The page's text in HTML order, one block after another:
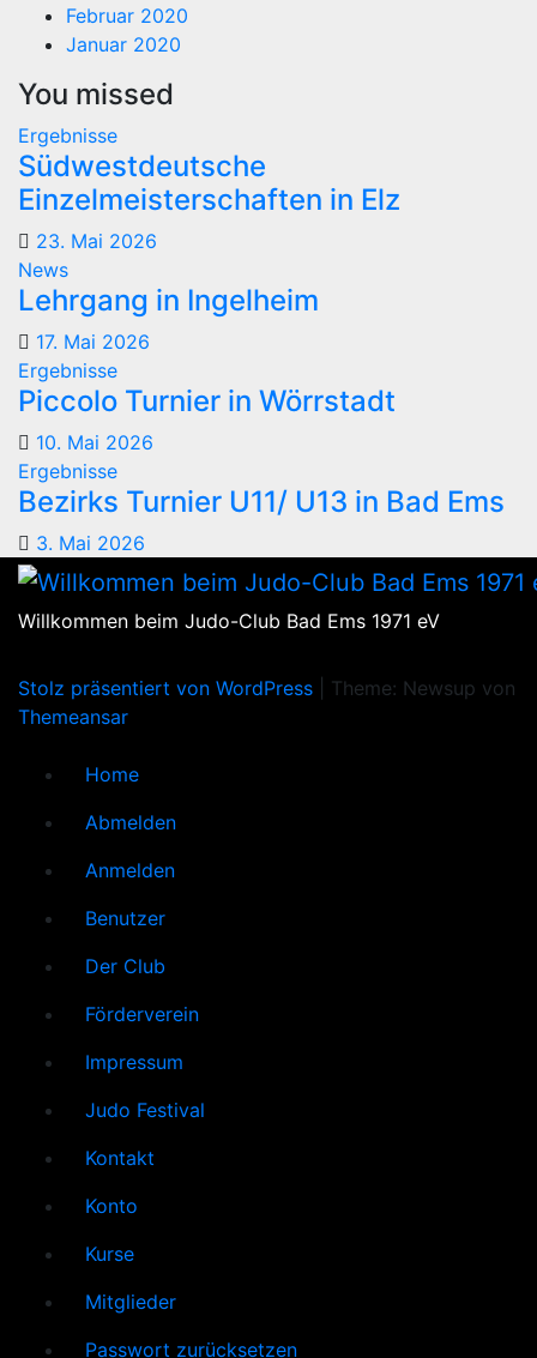
Februar 2020
Januar 2020
You missed
Ergebnisse
Südwestdeutsche
Einzelmeisterschaften in Elz
23. Mai 2026
News
Lehrgang in Ingelheim
17. Mai 2026
Ergebnisse
Piccolo Turnier in Wörrstadt
10. Mai 2026
Ergebnisse
Bezirks Turnier U11/ U13 in Bad Ems
3. Mai 2026
Willkommen beim Judo-Club Bad Ems 1971 eV
Stolz präsentiert von WordPress
Theme: Newsup von
Themeansar
Home
Abmelden
Anmelden
Benutzer
Der Club
Förderverein
Impressum
Judo Festival
Kontakt
Konto
Kurse
Mitglieder
Passwort zurücksetzen